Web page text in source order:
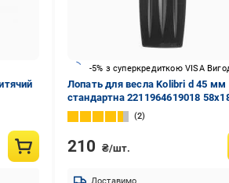
-5% з суперкредиткою VISA
Лопать для весла Kolibri d 45 мм
стандартна 2211964619018
внутрішній діаметр – 35 мм
2
210 ₴/шт.
Доставимо